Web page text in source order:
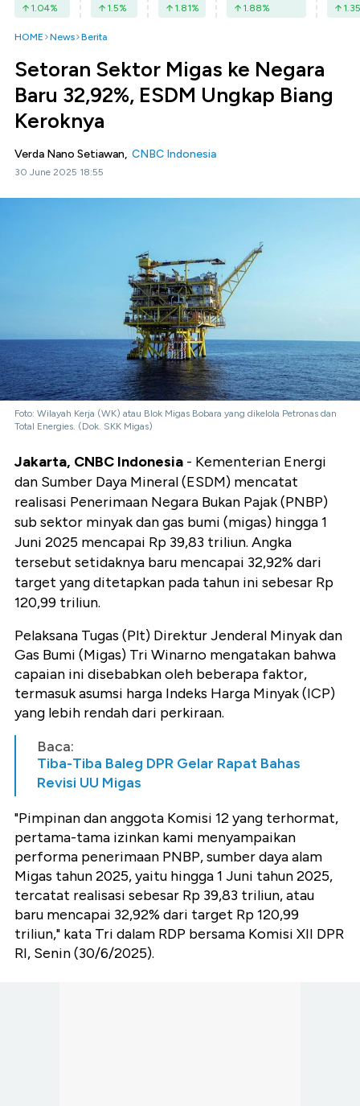
1.04% 1.5% 1.81% 1.88% 1.35
HOME News Berita
Setoran Sektor Migas ke Negara
Baru 32,92%, ESDM Ungkap Biang
Keroknya
Verda Nano Setiawan, CNBC Indonesia
30 June 2025 18:55
Foto: Wilayah Kerja (WK) atau Blok Migas Bobara yang dikelola Petronas dan
Total Energies. (Dok. SKK Migas)
Jakarta, CNBC Indonesia - Kementerian Energi
dan Sumber Daya Mineral (ESDM) mencatat
realisasi Penerimaan Negara Bukan Pajak (PNBP)
sub sektor minyak dan gas bumi (migas) hingga 1
Juni 2025 mencapai Rp 39,83 triliun. Angka
tersebut setidaknya baru mencapai 32,92% dari
target yang ditetapkan pada tahun ini sebesar Rp
120,99 triliun.
Pelaksana Tugas (Plt) Direktur Jenderal Minyak dan
Gas Bumi (Migas) Tri Winarno mengatakan bahwa
capaian ini disebabkan oleh beberapa faktor,
termasuk asumsi harga Indeks Harga Minyak (ICP)
yang lebih rendah dari perkiraan.
Baca:
Tiba-Tiba Baleg DPR Gelar Rapat Bahas
Revisi UU Migas
"Pimpinan dan anggota Komisi 12 yang terhormat,
pertama-tama izinkan kami menyampaikan
performa penerimaan PNBP, sumber daya alam
Migas tahun 2025, yaitu hingga 1 Juni tahun 2025,
tercatat realisasi sebesar Rp 39,83 triliun, atau
baru mencapai 32,92% dari target Rp 120,99
triliun," kata Tri dalam RDP bersama Komisi XII DPR
RI, Senin (30/6/2025).